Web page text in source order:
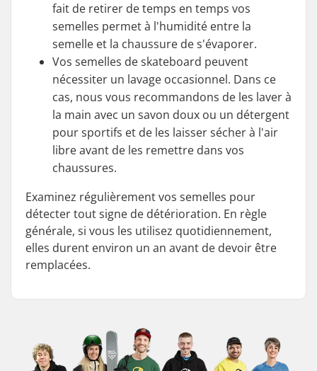
fait de retirer de temps en temps vos
semelles permet à l'humidité entre la
semelle et la chaussure de s'évaporer.
Vos semelles de skateboard peuvent
nécessiter un lavage occasionnel. Dans ce
cas, nous vous recommandons de les laver à
la main avec un savon doux ou un détergent
pour sportifs et de les laisser sécher à l'air
libre avant de les remettre dans vos
chaussures.
Examinez régulièrement vos semelles pour
détecter tout signe de détérioration. En règle
générale, si vous les utilisez quotidiennement,
elles durent environ un an avant de devoir être
remplacées.